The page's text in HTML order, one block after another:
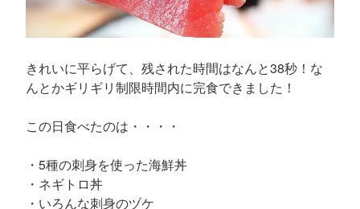
きれいに平らげて、残された時間はなんと38秒！な
んとかギリギリ制限時間内に完食できました！
この日食べたのは・・・・
・5種の刺身を使った海鮮丼
・ネギトロ丼
・いろんな刺身のヅケ